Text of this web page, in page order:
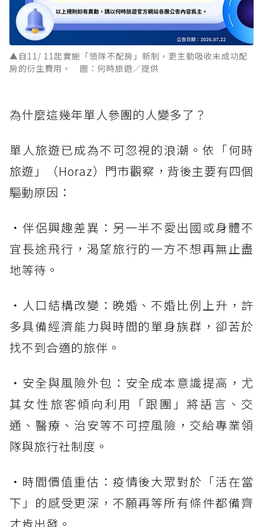
▲自11/ 11起實施「領隊不配房」新制，更主動吸收未成功配
房的衍生費用。 圖：何時旅遊／提供
為什麼這幾年單人參團的人變多了？
單人旅遊已成為不可忽視的浪潮。依「何時
旅遊」（Horaz）門市觀察，背後主要有四個
驅動原因：
・伴侶興趣差異：另一半不愛出國或身體不
宜長途飛行，渴望旅行的一方不想再無止盡
地等待。
・人口結構改變：晚婚、不婚比例上升，許
多具備經濟能力與時間的單身族群，卻苦於
找不到合適的旅伴。
・安全與風險外包：安全成本意識提高，尤
其女性旅客傾向利用「跟團」將語言、交
通、醫療、治安等不可控風險，交給專業領
隊與旅行社制度。
・時間價值重估：疫情後大眾對於「活在當
下」的感受更深，不願再等所有條件都備齊